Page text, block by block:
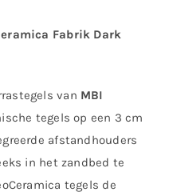
Fabrik Dark
van MBI
tegels op een 3 cm
afstandhouders
in het zandbed te
tegels de